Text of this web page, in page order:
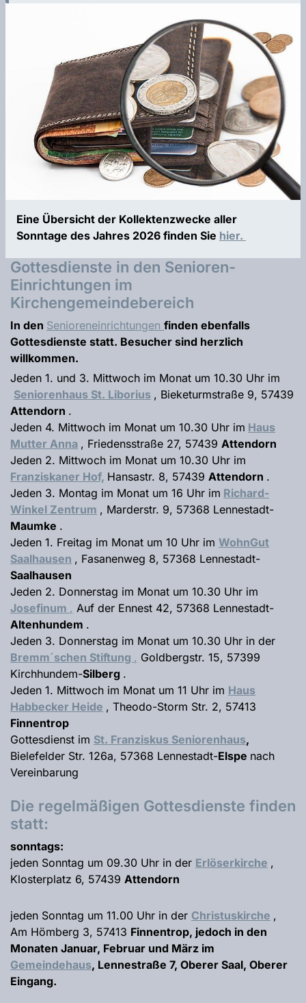
Eine Übersicht der Kollektenzwecke aller
Sonntage des Jahres 2026 finden Sie hier.
Gottesdienste in den Senioren-
Einrichtungen im
Kirchengemeindebereich
In den Senioreneinrichtungen finden ebenfalls
Gottesdienste statt. Besucher sind herzlich
willkommen.
Jeden 1. und 3. Mittwoch im Monat um 10.30 Uhr im
Seniorenhaus St. Liborius , Bieketurmstraße 9, 57439
Attendorn .
Jeden 4. Mittwoch im Monat um 10.30 Uhr im Haus
Mutter Anna , Friedensstraße 27, 57439 Attendorn
Jeden 2. Mittwoch im Monat um 10.30 Uhr im
Franziskaner Hof, Hansastr. 8, 57439 Attendorn .
Jeden 3. Montag im Monat um 16 Uhr im Richard-
Winkel Zentrum , Marderstr. 9, 57368 Lennestadt-
Maumke .
Jeden 1. Freitag im Monat um 10 Uhr im WohnGut
Saalhausen , Fasanenweg 8, 57368 Lennestadt-
Saalhausen
Jeden 2. Donnerstag im Monat um 10.30 Uhr im
Josefinum , Auf der Ennest 42, 57368 Lennestadt-
Altenhundem .
Jeden 3. Donnerstag im Monat um 10.30 Uhr in der
Bremm´schen Stiftung , Goldbergstr. 15, 57399
Kirchhundem-Silberg .
Jeden 1. Mittwoch im Monat um 11 Uhr im Haus
Habbecker Heide , Theodo-Storm Str. 2, 57413
Finnentrop
Gottesdienst im St. Franziskus Seniorenhaus,
Bielefelder Str. 126a, 57368 Lennestadt-Elspe nach
Vereinbarung
Die regelmäßigen Gottesdienste finden
statt:
sonntags:
jeden Sonntag um 09.30 Uhr in der Erlöserkirche ,
Klosterplatz 6, 57439 Attendorn
jeden Sonntag um 11.00 Uhr in der Christuskirche ,
Am Hömberg 3, 57413 Finnentrop, jedoch in den
Monaten Januar, Februar und März im
Gemeindehaus, Lennestraße 7, Oberer Saal, Oberer
Eingang.